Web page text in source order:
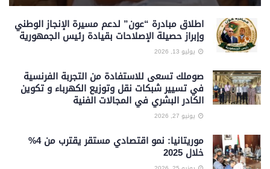
اطلاق مبادرة “عون” لدعم مسيرة الإنجاز الوطني
وإبراز حصيلة الإصلاحات بقيادة رئيس الجمهورية
يوليو 13, 2026
صوملك تسعى للاستفادة من التجربة الفرنسية
في تسيير شبكات نقل وتوزيع الكهرباء و تكوين
الكادر البشري في المجالات الفنية
يونيو 27, 2026
موريتانيا: نمو اقتصادي مستقر يقترب من 4%
خلال 2025